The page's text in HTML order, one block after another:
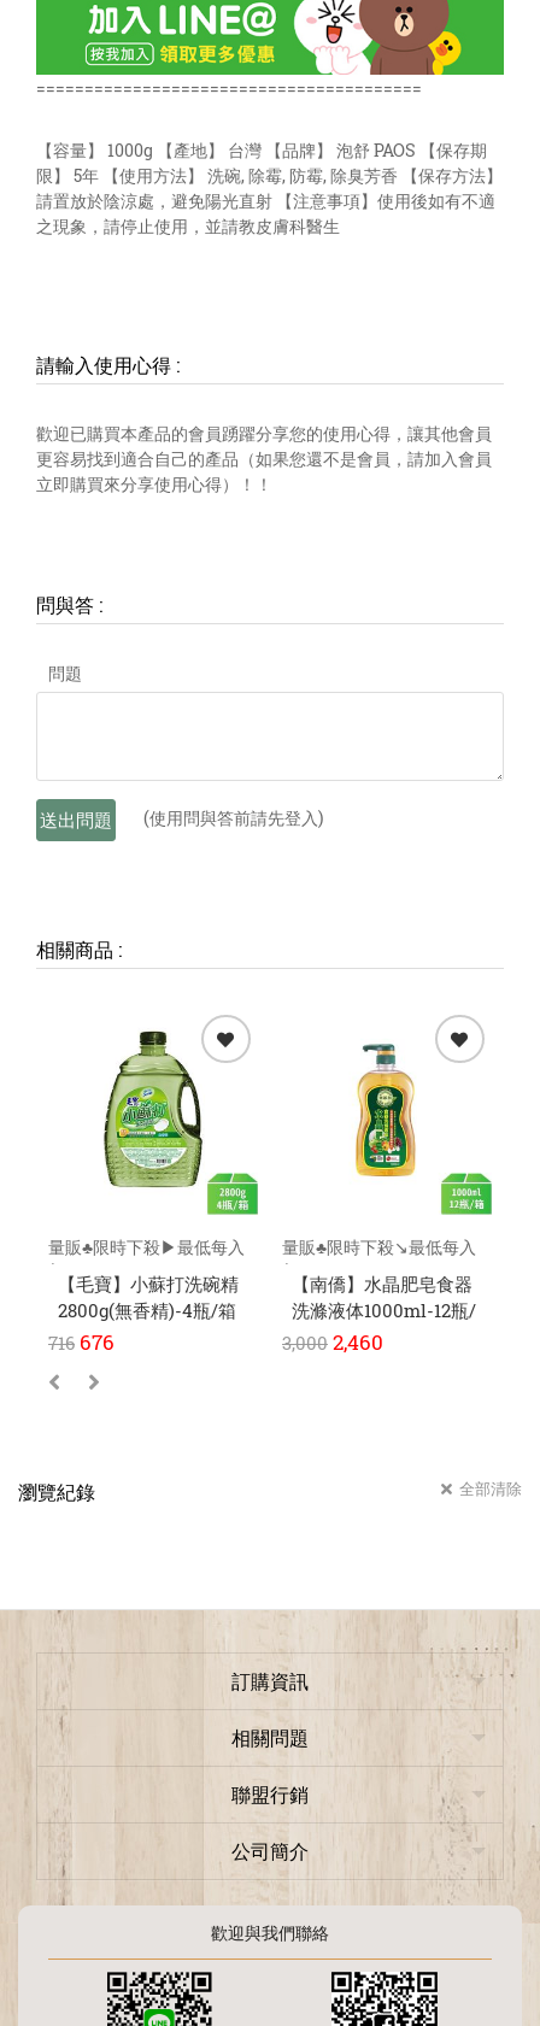
========================================
【容量】 1000g 【產地】 台灣 【品牌】 泡舒 PAOS 【保存期
限】 5年 【使用方法】 洗碗, 除霉, 防霉, 除臭芳香 【保存方法】
請置放於陰涼處，避免陽光直射 【注意事項】使用後如有不適
之現象，請停止使用，並請教皮膚科醫生
請輸入使用心得 :
歡迎已購買本產品的會員踴躍分享您的使用心得，讓其他會員
更容易找到適合自己的產品（如果您還不是會員，請加入會員
立即購買來分享使用心得）！！
問與答 :
問題
送出問題 (使用問與答前請先登入)
相關商品 :
量販♣限時下殺▶最低每入
$153元
【毛寶】小蘇打洗碗精
2800g(無香精)-4瓶/箱
716 676
量販♣限時下殺↘️最低每入
$182元
【南僑】水晶肥皂食器
洗滌液体1000ml-12瓶/
箱
3,000 2,460
瀏覽紀錄 全部清除
訂購資訊
相關問題
聯盟行銷
公司簡介
歡迎與我們聯絡